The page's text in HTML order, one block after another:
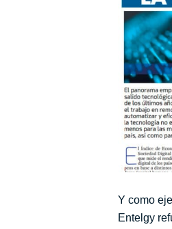
Y como
Entelgy